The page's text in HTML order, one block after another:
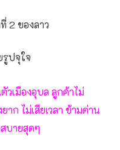
2 ของลาว
ปจุใจ
เมืองอุบล ลูกค้าไม่
าก ไม่เสียเวลา ข้ามด่าน
บายสุดๆ